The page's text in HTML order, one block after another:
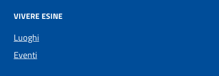
VIVERE ESINE
Luoghi
Eventi